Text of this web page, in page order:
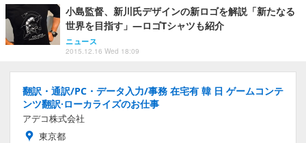
小島監督、新川氏デザインの新ロゴを解説「新たなる
世界を目指す」―ロゴTシャツも紹介
ニュース
2015.12.16 Wed 18:09
翻訳・通訳/PC・データ入力/事務 在宅有 韓 日 ゲームコンテ
ンツ翻訳·ローカライズのお仕事
アデコ株式会社
東京都